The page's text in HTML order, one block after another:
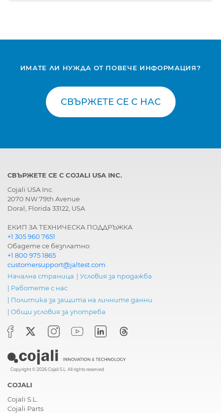
ИМАТЕ ЛИ НУЖДА ОТ ПОВЕЧЕ ИНФОРМАЦИЯ?
СВЪРЖЕТЕ СЕ С НАС
СВЪРЖЕТЕ СЕ С COJALI USA INC.
Cojali USA Inc.
2070 NW 79th Avenue
Doral, Florida 33122, USA
ЕКИП ЗА ТЕХНИЧЕСКА ПОДДРЪЖКА
+1 305 960 7651
Обадете се безплатно:
+1 800 975 1865
customersupport@jaltest.com
Начална страница | Условия за продажба
| Работете с нас
| Политика за защита на личните данни
| Общи условия за употреба
Copyright © 2026 Cojali S.L. All rights reserved
COJALI
Cojali S.L.
Cojali Parts